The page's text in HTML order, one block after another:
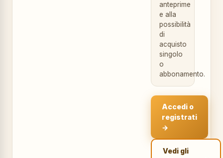
anteprime
e alla
possibilità
di
acquisto
singolo
o
abbonamento.
Accedi o
registrati
→
Vedi gli